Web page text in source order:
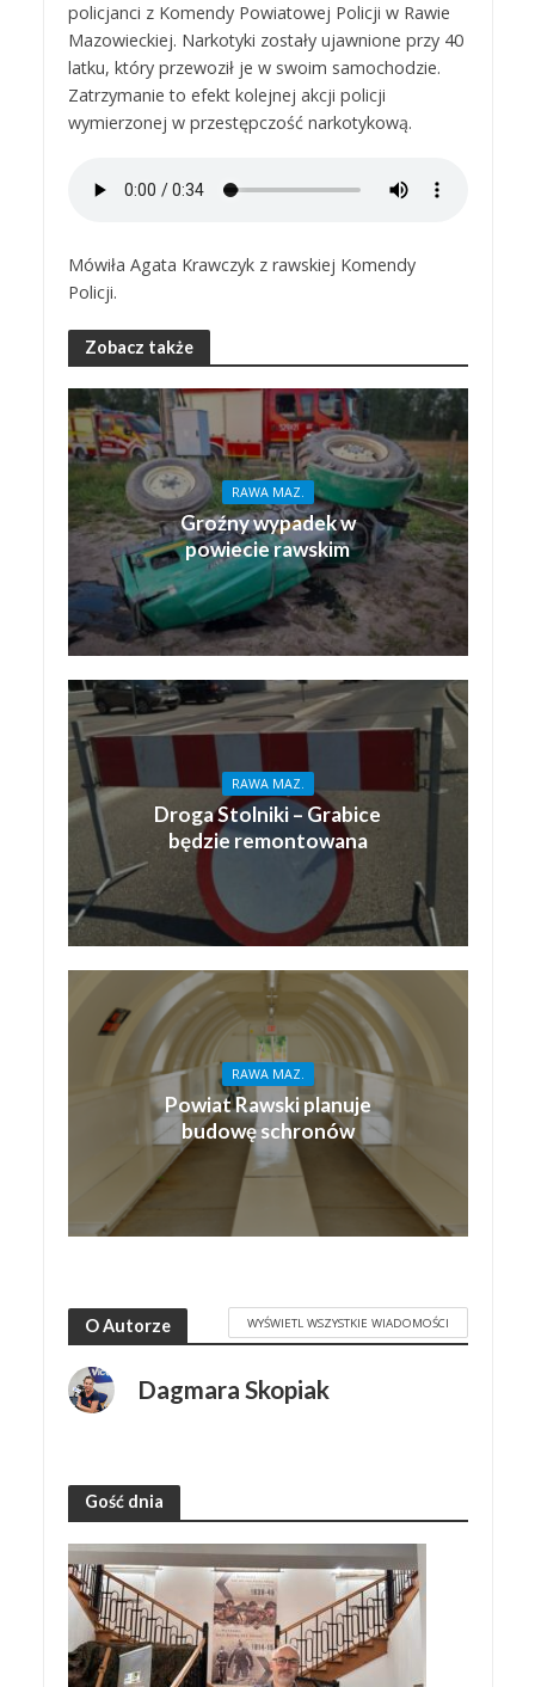
policjanci z Komendy Powiatowej Policji w Rawie
Mazowieckiej. Narkotyki zostały ujawnione przy 40
latku, który przewoził je w swoim samochodzie.
Zatrzymanie to efekt kolejnej akcji policji
wymierzonej w przestępczość narkotykową.
Mówiła Agata Krawczyk z rawskiej Komendy
Policji.
Zobacz także
RAWA MAZ.
Groźny wypadek w
powiecie rawskim
RAWA MAZ.
Droga Stolniki – Grabice
będzie remontowana
RAWA MAZ.
Powiat Rawski planuje
budowę schronów
O Autorze WYŚWIETL WSZYSTKIE WIADOMOŚCI
Dagmara Skopiak
Gość dnia